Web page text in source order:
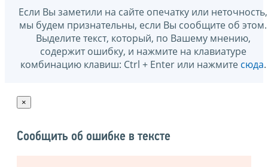
Если Вы заметили на сайте опечатку или неточность,
мы будем признательны, если Вы сообщите об этом.
Выделите текст, который, по Вашему мнению,
содержит ошибку, и нажмите на клавиатуре
комбинацию клавиш: Ctrl + Enter или нажмите сюда.
×
Сообщить об ошибке в тексте